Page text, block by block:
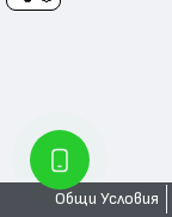
Общи Условия